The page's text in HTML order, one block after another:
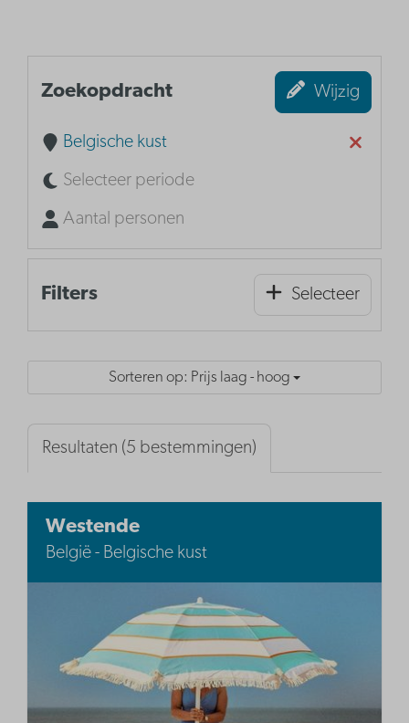
Zoekopdracht Wijzig
Belgische kust
Selecteer periode
Aantal personen
Filters Selecteer
Sorteren op: Prijs laag - hoog
Resultaten (5 bestemmingen)
Westende
België - Belgische kust